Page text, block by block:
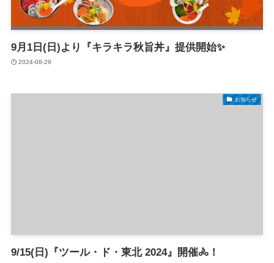
9月1日(日)より『キラキラ秋旨丼』提供開始✨
2024-08-29
お知らせ
9/15(日)『ツール・ド・東北 2024』開催🚴！